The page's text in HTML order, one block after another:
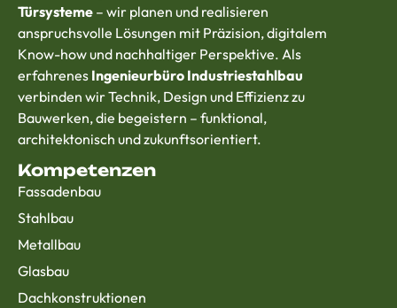
Türsysteme – wir planen und realisieren
anspruchsvolle Lösungen mit Präzision, digitalem
Know-how und nachhaltiger Perspektive. Als
erfahrenes Ingenieurbüro Industriestahlbau
verbinden wir Technik, Design und Effizienz zu
Bauwerken, die begeistern – funktional,
architektonisch und zukunftsorientiert.
Kompetenzen
Fassadenbau
Stahlbau
Metallbau
Glasbau
Dachkonstruktionen